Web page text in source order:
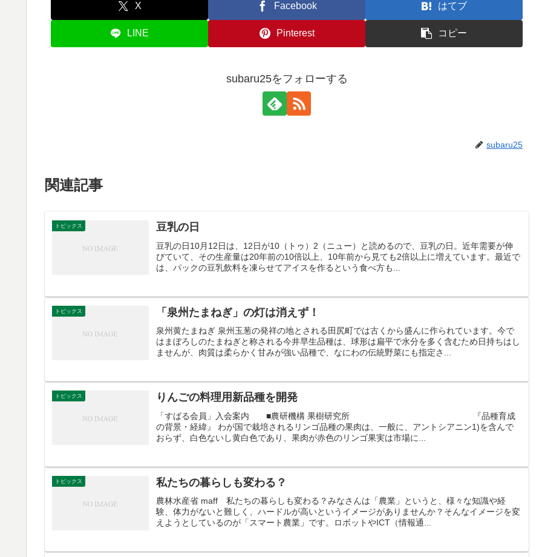
X Facebook はてブ
LINE Pinterest コピー
subaru25をフォローする
subaru25
関連記事
トピックス 豆乳の日
豆乳の日10月12日は、12日が10（トゥ）2（ニュー）と読めるので、豆乳の日。近年需要が伸
びていて、その生産量は20年前の10倍以上、10年前から見ても2倍以上に増えています。最近で
は、パックの豆乳飲料を凍らせてアイスを作るという食べ方も...
トピックス 「泉州たまねぎ」の灯は消えず！
泉州黄たまねぎ 泉州玉葱の発祥の地とされる田尻町では古くから盛んに作られています。今で
はまぼろしのたまねぎと称される今井早生品種は、球形は扁平で水分を多く含むため日持ちはし
ませんが、肉質は柔らかく甘みが強い品種で、なにわの伝統野菜にも指定さ...
トピックス りんごの料理用新品種を開発
「すばる会員」入会案内 ■農研機構 果樹研究所 『品種育成
の背景・経緯』 わが国で栽培されるリンゴ品種の果肉は、一般に、アントシアニン1)を含んで
おらず、白色ないし黄白色であり、果肉が赤色のリンゴ果実は市場に...
トピックス 私たちの暮らしも変わる？
農林水産省 maff 私たちの暮らしも変わる？みなさんは「農業」というと、様々な知識や経
験、体力がないと難しく、ハードルが高いというイメージがありませんか？そんなイメージを変
えようとしているのが「スマート農業」です。ロボットやICT（情報通...